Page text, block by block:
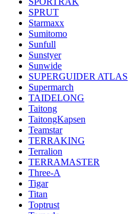
SPRUT
Starmaxx
Sumitomo
Sunfull
Sunstyer
Sunwide
SUPERGUIDER ATLAS
Supermarch
TAIDELONG
Taitong
TaitongKapsen
Teamstar
TERRAKING
Terralion
TERRAMASTER
Three-A
Tigar
Titan
Toptrust